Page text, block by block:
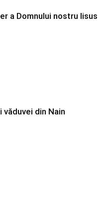
a Domnului nostru Iisus
văduvei din Nain